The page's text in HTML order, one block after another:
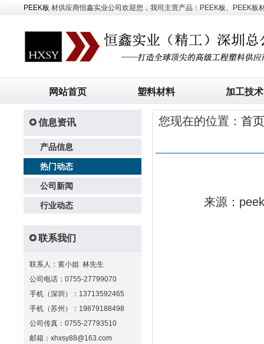
PEEK板 材供应商恒鑫实业公司欢迎您，我司主营产品：PEEK板、PEEK板
网站首页 塑料材料 加工技术
信息资讯
产品信息
热门动态
公司新闻
行业动态
联系我们
联系人：黄小姐 林先生
公司电话：0755-27799070
手机（深圳）：13713592465
手机（苏州）：19879188498
公司传真：0755-27793510
邮箱：xhxsy88@163.com
您现在的位置： 首页
来源：